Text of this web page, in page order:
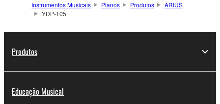
Instrumentos Musicais Pianos Produtos
ARIUS
YDP-105
Produtos
Educação Musical